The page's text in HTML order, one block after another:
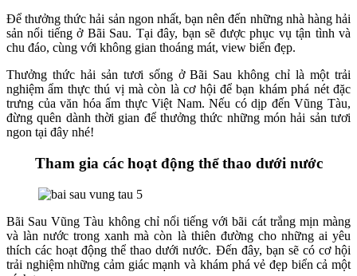
Để thưởng thức hải sản ngon nhất, bạn nên đến những nhà hàng hải
sản nổi tiếng ở Bãi Sau. Tại đây, bạn sẽ được phục vụ tận tình và
chu đáo, cùng với không gian thoáng mát, view biển đẹp.
Thưởng thức hải sản tươi sống ở Bãi Sau không chỉ là một trải
nghiệm ẩm thực thú vị mà còn là cơ hội để bạn khám phá nét đặc
trưng của văn hóa ẩm thực Việt Nam. Nếu có dịp đến Vũng Tàu,
đừng quên dành thời gian để thưởng thức những món hải sản tươi
ngon tại đây nhé!
Tham gia các hoạt động thể thao dưới nước
Bãi Sau Vũng Tàu không chỉ nổi tiếng với bãi cát trắng mịn màng
và làn nước trong xanh mà còn là thiên đường cho những ai yêu
thích các hoạt động thể thao dưới nước. Đến đây, bạn sẽ có cơ hội
trải nghiệm những cảm giác mạnh và khám phá vẻ đẹp biển cả một